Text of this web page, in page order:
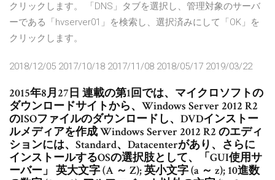
クリックします。 「DNS」タブを選択し、管理対象のサーバ
ーである「hvserver01」を検索し、選択済みにして「OK」を
クリックします。
2018/12/05 2017/10/18 2017/11/08 2018/05/17 2019/03/22
2015年8月27日 連載の第1回では、マイクロソフトの
ダウンロードサイトから、Windows Server 2012 R2
のISOファイルのダウンロードし、DVDインストー
ルメディアを作成 Windows Server 2012 R2 のエディ
ションには、Standard、Datacenterがあり、さらに
インストールするOSの選択肢として、「GUI使用サ
ーバー」 英大文字 (A ～ Z); 英小文字 (a ～ z); 10進数